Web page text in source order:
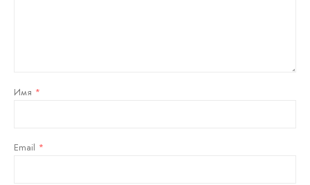
Имя *
Email *